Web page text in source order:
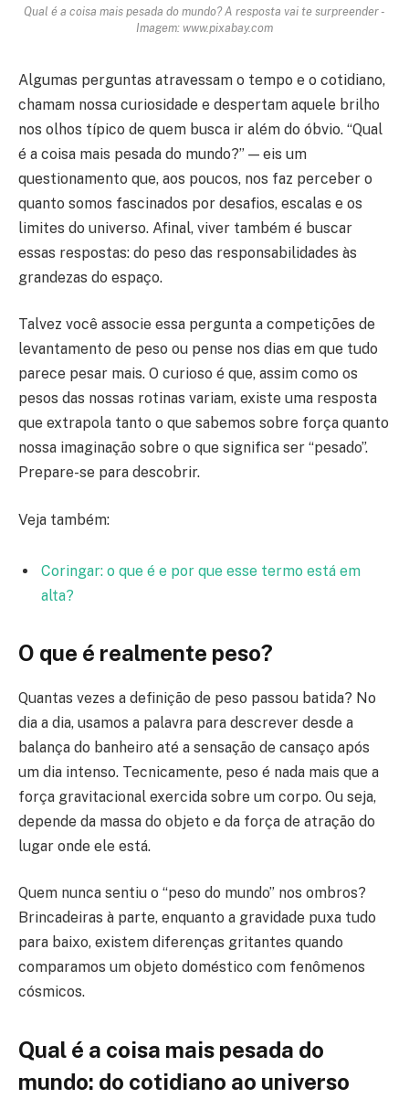
Qual é a coisa mais pesada do mundo? A resposta vai te surpreender -
Imagem: www.pixabay.com
Algumas perguntas atravessam o tempo e o cotidiano,
chamam nossa curiosidade e despertam aquele brilho
nos olhos típico de quem busca ir além do óbvio. “Qual
é a coisa mais pesada do mundo?” — eis um
questionamento que, aos poucos, nos faz perceber o
quanto somos fascinados por desafios, escalas e os
limites do universo. Afinal, viver também é buscar
essas respostas: do peso das responsabilidades às
grandezas do espaço.
Talvez você associe essa pergunta a competições de
levantamento de peso ou pense nos dias em que tudo
parece pesar mais. O curioso é que, assim como os
pesos das nossas rotinas variam, existe uma resposta
que extrapola tanto o que sabemos sobre força quanto
nossa imaginação sobre o que significa ser “pesado”.
Prepare-se para descobrir.
Veja também:
Coringar: o que é e por que esse termo está em
alta?
O que é realmente peso?
Quantas vezes a definição de peso passou batida? No
dia a dia, usamos a palavra para descrever desde a
balança do banheiro até a sensação de cansaço após
um dia intenso. Tecnicamente, peso é nada mais que a
força gravitacional exercida sobre um corpo. Ou seja,
depende da massa do objeto e da força de atração do
lugar onde ele está.
Quem nunca sentiu o “peso do mundo” nos ombros?
Brincadeiras à parte, enquanto a gravidade puxa tudo
para baixo, existem diferenças gritantes quando
comparamos um objeto doméstico com fenômenos
cósmicos.
Qual é a coisa mais pesada do
mundo: do cotidiano ao universo